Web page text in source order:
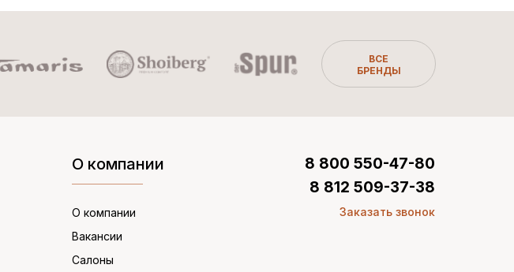
ВСЕ
БРЕНДЫ
О компании
О компании
Вакансии
Салоны
8 800 550-47-80
8 812 509-37-38
Заказать звонок